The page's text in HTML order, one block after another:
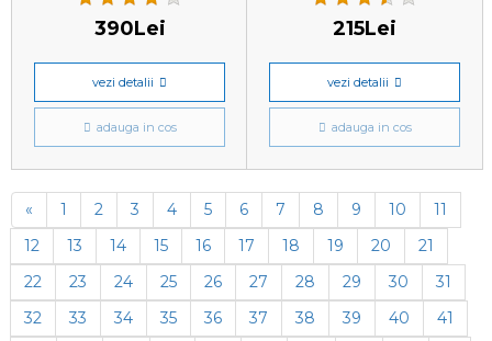
390Lei
vezi detalii
adauga in cos
215Lei
vezi detalii
adauga in cos
« 1 2 3 4 5 6 7 8 9 10
11
12
13 14 15 16 17 18 19 20
21
22
23 24 25 26 27 28 29 30
31
32
33 34 35 36 37 38 39 40
41